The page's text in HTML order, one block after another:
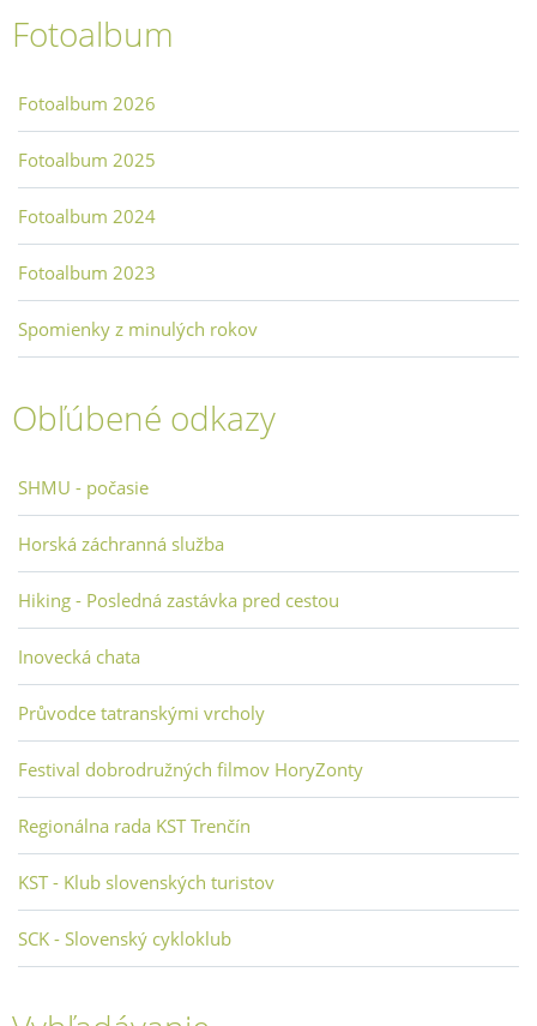
Fotoalbum
Fotoalbum 2026
Fotoalbum 2025
Fotoalbum 2024
Fotoalbum 2023
Spomienky z minulých rokov
Obľúbené odkazy
SHMU - počasie
Horská záchranná služba
Hiking - Posledná zastávka pred cestou
Inovecká chata
Průvodce tatranskými vrcholy
Festival dobrodružných filmov HoryZonty
Regionálna rada KST Trenčín
KST - Klub slovenských turistov
SCK - Slovenský cykloklub